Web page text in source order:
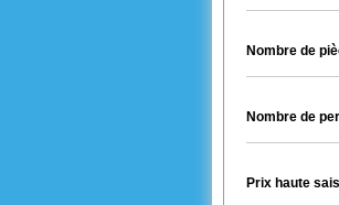
Nombre de
Nombre de
Prix haute